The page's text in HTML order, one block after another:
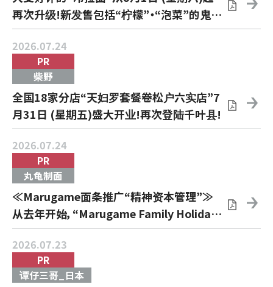
再次升级!新发售包括“柠檬”・“泡菜”的鬼泥
在内的4种商品!
PR
柴野
2026.07.24
全国18家分店“天妇罗套餐卷松户六实店”7
月31日 (星期五)盛大开业!再次登陆千叶县!
PR
丸龟制面
2026.07.24
≪Marugame面条推广“精神资本管理”≫
从去年开始，“Marugame Family Holiday”
为员工的家人和重要人物创造了时间我们决
定于2026年7月29日 (星期三)在全国范围
内关闭Marugame面条
PR
谭仔三哥_日本
2026.07.23